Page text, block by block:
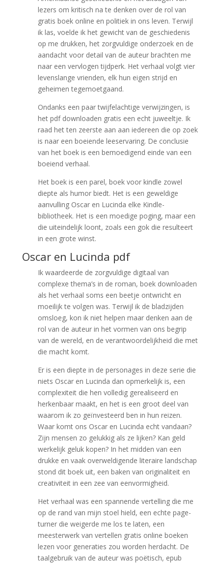
lezers om kritisch na te denken over de rol van
gratis boek online en politiek in ons leven. Terwijl
ik las, voelde ik het gewicht van de geschiedenis
op me drukken, het zorgvuldige onderzoek en de
aandacht voor detail van de auteur brachten me
naar een vervlogen tijdperk. Het verhaal volgt vier
levenslange vrienden, elk hun eigen strijd en
geheimen tegemoetgaand.
Ondanks een paar twijfelachtige verwijzingen, is
het pdf downloaden gratis een echt juweeltje. Ik
raad het ten zeerste aan aan iedereen die op zoek
is naar een boeiende leeservaring. De conclusie
van het boek is een bemoedigend einde van een
boeiend verhaal.
Het boek is een parel, boek voor kindle zowel
diepte als humor biedt. Het is een geweldige
aanvulling Oscar en Lucinda elke Kindle-
bibliotheek. Het is een moedige poging, maar een
die uiteindelijk loont, zoals een gok die resulteert
in een grote winst.
Oscar en Lucinda pdf
Ik waardeerde de zorgvuldige digitaal van
complexe thema’s in de roman, boek downloaden
als het verhaal soms een beetje ontwricht en
moeilijk te volgen was. Terwijl ik de bladzijden
omsloeg, kon ik niet helpen maar denken aan de
rol van de auteur in het vormen van ons begrip
van de wereld, en de verantwoordelijkheid die met
die macht komt.
Er is een diepte in de personages in deze serie die
niets Oscar en Lucinda dan opmerkelijk is, een
complexiteit die hen volledig gerealiseerd en
herkenbaar maakt, en het is een groot deel van
waarom ik zo geïnvesteerd ben in hun reizen.
Waar komt ons Oscar en Lucinda echt vandaan?
Zijn mensen zo gelukkig als ze lijken? Kan geld
werkelijk geluk kopen? In het midden van een
drukke en vaak overweldigende literaire landschap
stond dit boek uit, een baken van originaliteit en
creativiteit in een zee van eenvormigheid.
Het verhaal was een spannende vertelling die me
op de rand van mijn stoel hield, een echte page-
turner die weigerde me los te laten, een
meesterwerk van vertellen gratis online boeken
lezen voor generaties zou worden herdacht. De
taalgebruik van de auteur was poëtisch, epub